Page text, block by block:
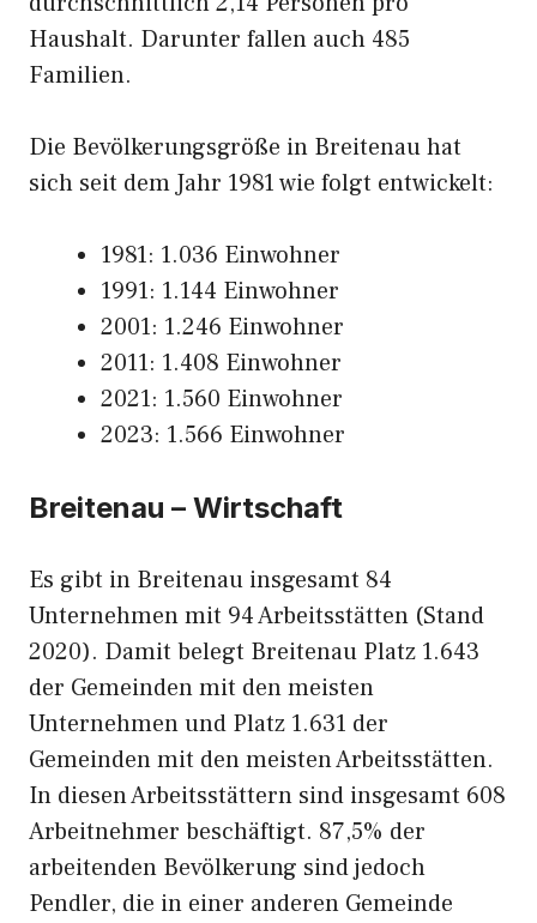
Haushalt. Darunter fallen auch 485
Familien.
Die Bevölkerungsgröße in Breitenau hat
sich seit dem Jahr 1981 wie folgt entwickelt:
1981: 1.036 Einwohner
1991: 1.144 Einwohner
2001: 1.246 Einwohner
2011: 1.408 Einwohner
2021: 1.560 Einwohner
2023: 1.566 Einwohner
Breitenau – Wirtschaft
Es gibt in Breitenau insgesamt 84
Unternehmen mit 94 Arbeitsstätten (Stand
2020). Damit belegt Breitenau Platz 1.643
der Gemeinden mit den meisten
Unternehmen und Platz 1.631 der
Gemeinden mit den meisten Arbeitsstätten.
In diesen Arbeitsstättern sind insgesamt 608
Arbeitnehmer beschäftigt. 87,5% der
arbeitenden Bevölkerung sind jedoch
Pendler, die in einer anderen Gemeinde